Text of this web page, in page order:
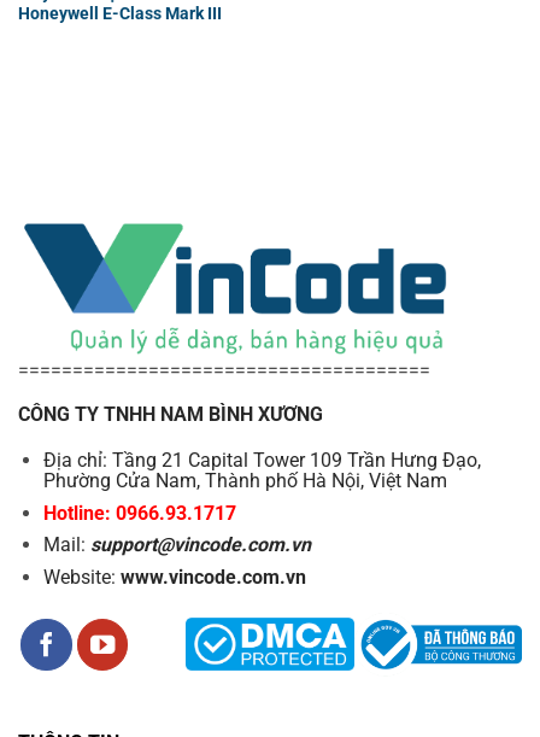
Honeywell E-Class Mark III
======================================
CÔNG TY TNHH NAM BÌNH XƯƠNG
Địa chỉ: Tầng 21 Capital Tower 109 Trần Hưng Đạo,
Phường Cửa Nam, Thành phố Hà Nội, Việt Nam
Hotline: 0966.93.1717
Mail: support@vincode.com.vn
Website: www.vincode.com.vn